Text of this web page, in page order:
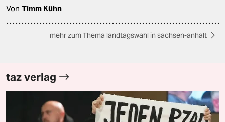
Von Timm Kühn
mehr zum Thema landtagswahl in sachsen-anhalt
taz verlag